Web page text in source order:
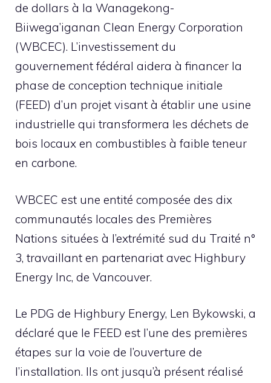
de dollars à la Wanagekong-
Biiwega’iganan Clean Energy Corporation
(WBCEC). L’investissement du
gouvernement fédéral aidera à financer la
phase de conception technique initiale
(FEED) d’un projet visant à établir une usine
industrielle qui transformera les déchets de
bois locaux en combustibles à faible teneur
en carbone.
WBCEC est une entité composée des dix
communautés locales des Premières
Nations situées à l’extrémité sud du Traité n°
3, travaillant en partenariat avec Highbury
Energy Inc, de Vancouver.
Le PDG de Highbury Energy, Len Bykowski, a
déclaré que le FEED est l’une des premières
étapes sur la voie de l’ouverture de
l’installation. Ils ont jusqu’à présent réalisé